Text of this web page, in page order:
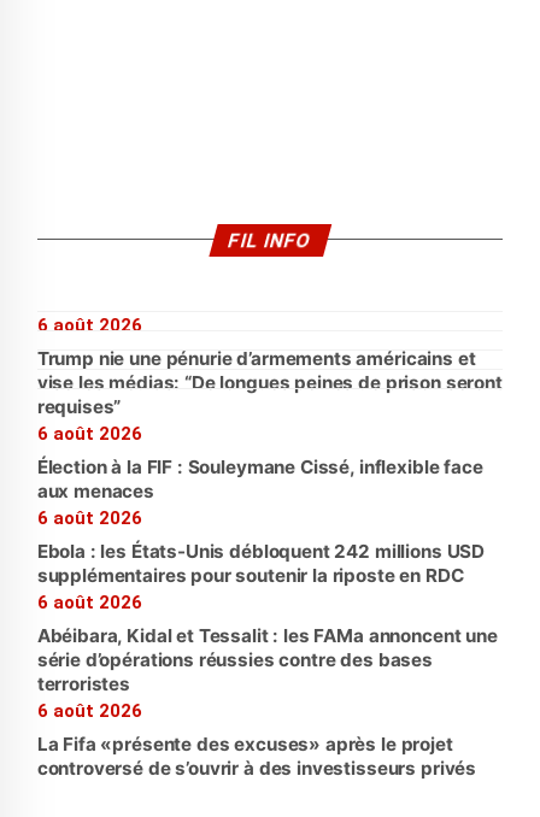
FIL INFO
6 août 2026
Trump nie une pénurie d’armements américains et
vise les médias: “De longues peines de prison seront
requises”
6 août 2026
Élection à la FIF : Souleymane Cissé, inflexible face
aux menaces
6 août 2026
Ebola : les États-Unis débloquent 242 millions USD
supplémentaires pour soutenir la riposte en RDC
6 août 2026
Abéibara, Kidal et Tessalit : les FAMa annoncent une
série d’opérations réussies contre des bases
terroristes
6 août 2026
La Fifa «présente des excuses» après le projet
controversé de s’ouvrir à des investisseurs privés